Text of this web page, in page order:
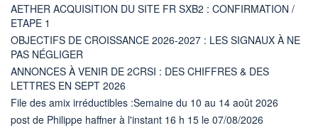
AETHER ACQUISITION DU SITE FR SXB2 : CONFIRMATION /
ETAPE 1
OBJECTIFS DE CROISSANCE 2026-2027 : LES SIGNAUX À NE
PAS NÉGLIGER
ANNONCES À VENIR DE 2CRSI : DES CHIFFRES & DES
LETTRES EN SEPT 2026
File des amix irréductibles :Semaine du 10 au 14 août 2026
post de Philippe haffner à l'instant 16 h 15 le 07/08/2026